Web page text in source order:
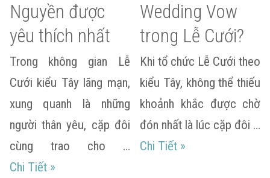
Nguyền được
yêu thích nhất
Trong không gian Lễ
Cưới kiểu Tây lãng mạn,
xung quanh là những
người thân yêu, cặp đôi
cùng trao cho …
Chi Tiết Tham khảo những Lời Thề Nguyền được yêu
»
Wedding Vow
trong Lễ Cưới?
Khi tổ chức Lễ Cưới theo
kiểu Tây, không thể thiếu
khoảnh khắc được chờ
đón nhất là lúc cặp đôi …
Chi Tiết Wedding Vow là
»